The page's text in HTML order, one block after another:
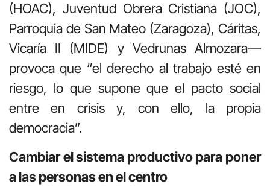
(HOAC), Juventud Obrera Cristiana (JOC),
Parroquia de San Mateo (Zaragoza), Cáritas,
Vicaría II (MIDE) y Vedrunas Almozara—
provoca que “el derecho al trabajo esté en
riesgo, lo que supone que el pacto social
entre en crisis y, con ello, la propia
democracia”.
Cambiar el sistema productivo para poner
a las personas en el centro